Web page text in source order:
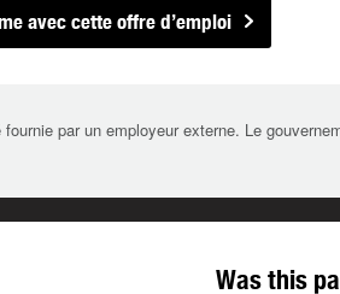
avec cette offre d’emploi
fournie par un employeur externe. Le
Was this